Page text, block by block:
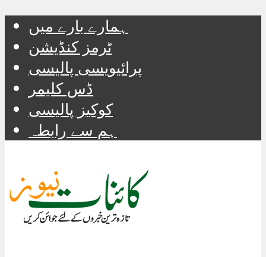
ہمارے بارے میں
ٹرمز کنڈیشن
پرائیویسی پالیسی
ڈس کلیمر
کوکیز پالیسی
ہم سے رابطہ